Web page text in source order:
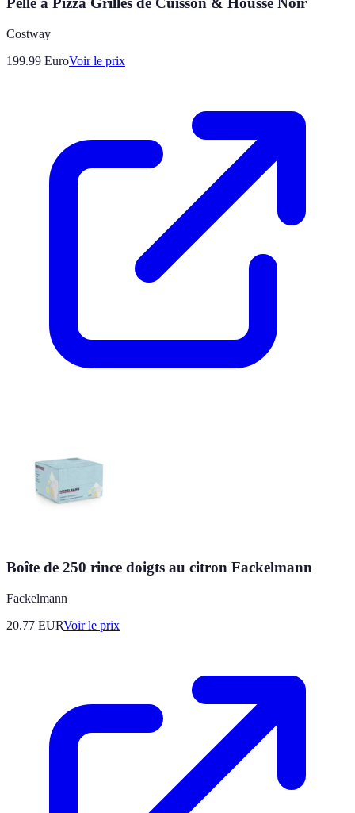
Costway
199.99 EuroVoir le prix
Boîte de 250 rince doigts au citron Fackelmann
Fackelmann
20.77 EURVoir le prix